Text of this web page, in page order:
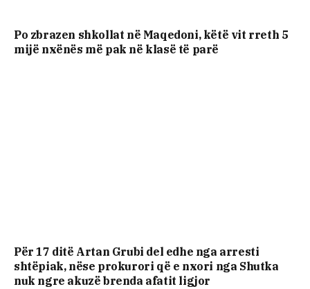
Po zbrazen shkollat në Maqedoni, këtë vit rreth 5
mijë nxënës më pak në klasë të parë
Për 17 ditë Artan Grubi del edhe nga arresti
shtëpiak, nëse prokurori që e nxori nga Shutka
nuk ngre akuzë brenda afatit ligjor